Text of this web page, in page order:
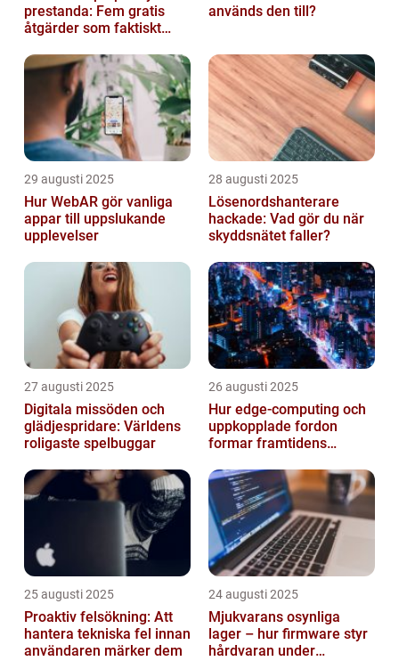
prestanda: Fem gratis
åtgärder som faktiskt
används den till?
29 augusti 2025
Hur WebAR gör vanliga
appar till uppslukande
upplevelser
28 augusti 2025
Lösenordshanterare
hackade: Vad gör du när
skyddsnätet faller?
27 augusti 2025
Digitala missöden och
glädjespridare: Världens
roligaste spelbuggar
26 augusti 2025
Hur edge‑computing och
uppkopplade fordon
formar framtidens
25 augusti 2025
Proaktiv felsökning: Att
hantera tekniska fel innan
användaren märker dem
24 augusti 2025
Mjukvarans osynliga
lager – hur firmware styr
hårdvaran under